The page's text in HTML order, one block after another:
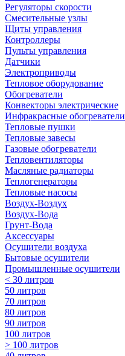
Регуляторы скорости
Смесительные узлы
Щиты управления
Контроллеры
Пульты управления
Датчики
Электроприводы
Тепловое оборудование
Обогреватели
Конвекторы электрические
Инфракрасные обогреватели
Тепловые пушки
Тепловые завесы
Газовые обогреватели
Тепловентиляторы
Масляные радиаторы
Теплогенераторы
Тепловые насосы
Воздух-Воздух
Воздух-Вода
Грунт-Вода
Аксессуары
Осушители воздуха
Бытовые осушители
Промышленные осушители
< 30 литров
50 литров
70 литров
80 литров
90 литров
100 литров
> 100 литров